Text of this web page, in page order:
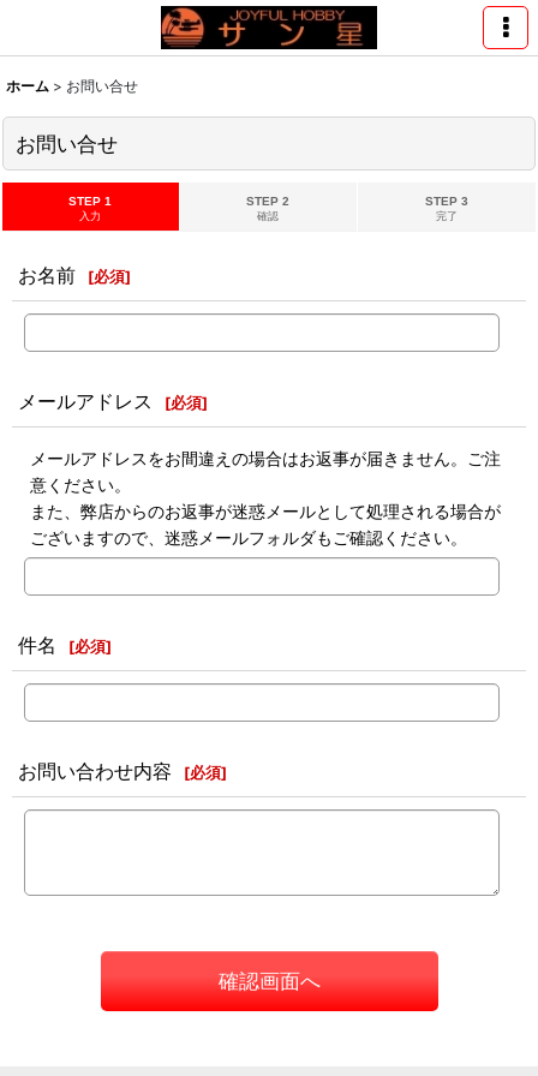
ホーム > お問い合せ
お問い合せ
STEP 1
入力
STEP 2
確認
STEP 3
完了
お名前 [必須]
メールアドレス [必須]
メールアドレスをお間違えの場合はお返事が届きません。ご注
意ください。
また、弊店からのお返事が迷惑メールとして処理される場合が
ございますので、迷惑メールフォルダもご確認ください。
件名 [必須]
お問い合わせ内容 [必須]
確認画面へ